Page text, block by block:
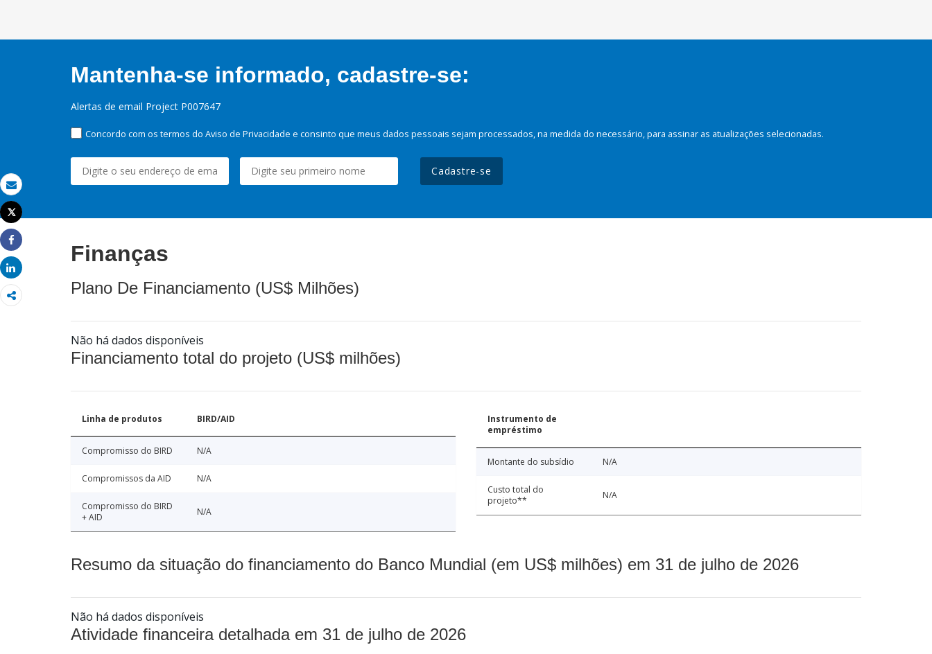
Email
Imprimir
Tweet
Share
Share
Mantenha-se informado, cadastre-se:
Alertas de email Project P007647
Concordo com os termos do Aviso de Privacidade e consinto que meus dados pessoais sejam processados, na medida do necessário, para assinar as atualizações selecionadas.
Cadastre-se
Finanças
Plano De Financiamento (US$ Milhões)
Não há dados disponíveis
Financiamento total do projeto (US$ milhões)
Linha de produtos BIRD/AID
Compromisso do BIRD N/A
Compromissos da AID N/A
Compromisso do BIRD
+ AID
N/A
Instrumento de
empréstimo
Montante do subsídio N/A
Custo total do
projeto**
N/A
Resumo da situação do financiamento do Banco Mundial (em US$ milhões) em 31 de julho de 2026
Não há dados disponíveis
Atividade financeira detalhada em 31 de julho de 2026